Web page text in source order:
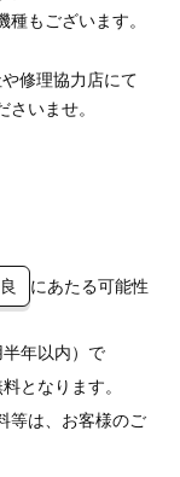
種も ございます。
修理協力店にて
さいませ。
にあたる可能性
年以内）で
となります。
等は、お客様のご